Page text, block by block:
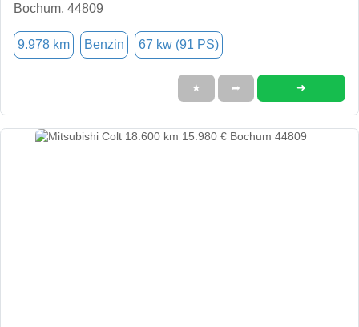
Bochum, 44809
9.978 km Benzin 67 kw (91 PS)
★ ➦ ➜